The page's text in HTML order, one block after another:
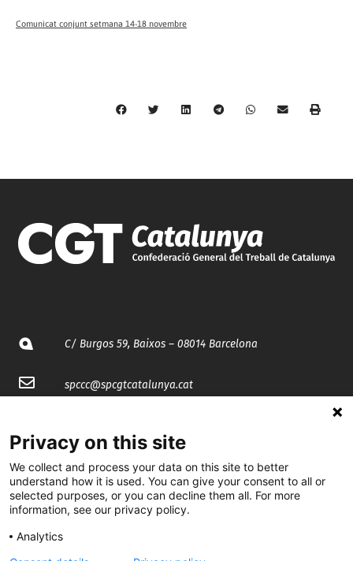
Comunicat conjunt setmana 14-18 novembre
C/ Burgos 59, Baixos – 08014 Barcelona
spccc@spcgtcatalunya.cat
@CGTCatalunya
cgtcatalunya
Privacy on this site
We collect and process your data on this site to better
understand how it is used. You can give your consent to all or
selected purposes, or you can decline them all. For more
information, see our privacy policy.
Analytics